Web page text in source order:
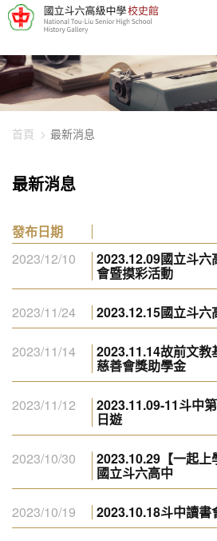
448-3877
首頁 最新消息
最新消息
發布日期
2023/12/10
2023.12.09國立斗
會暨摸彩活動
2023/11/24 2023.12.15國立斗
2023/11/14 2023.11.14故前文
慈善會獎助學金
2023/11/12 2023.11.09-11斗中
日遊
2023/10/30 2023.10.29【一起
國立斗六高中
2023/10/19 2023.10.18斗中讀